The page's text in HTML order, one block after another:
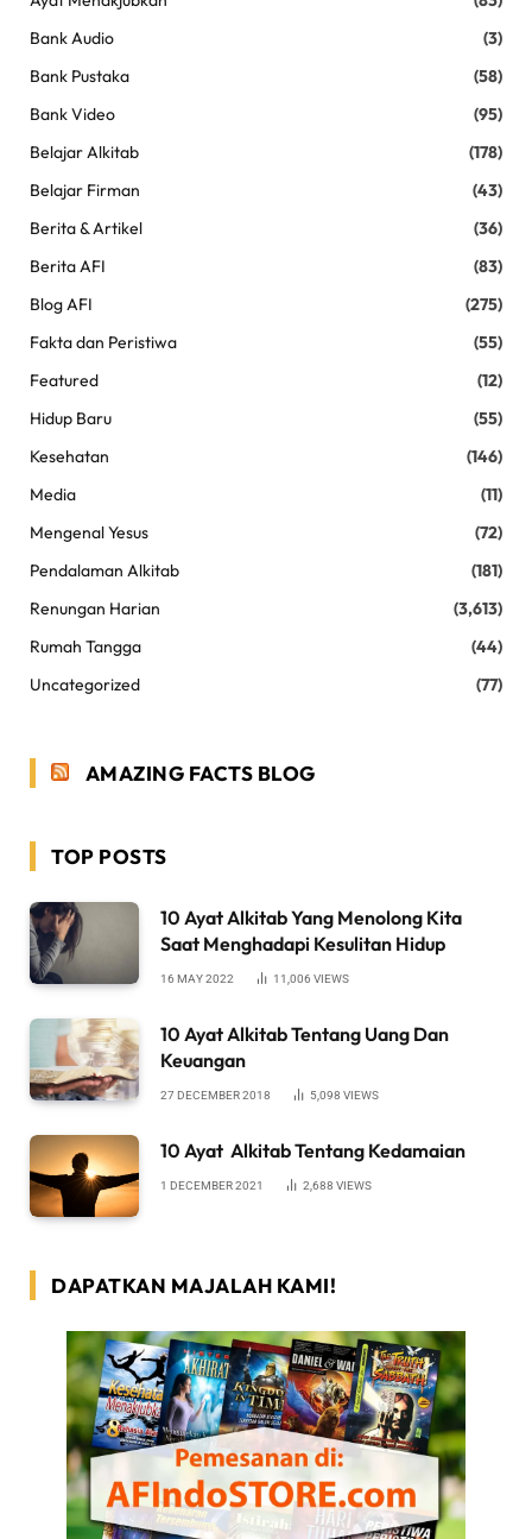
Bank Audio
(3)
Bank Pustaka
(58)
Bank Video
(95)
Belajar Alkitab
(178)
Belajar Firman
(43)
Berita & Artikel
(36)
Berita AFI
(83)
Blog AFI
(275)
Fakta dan Peristiwa
(55)
Featured
(12)
Hidup Baru
(55)
Kesehatan
(146)
Media
(11)
Mengenal Yesus
(72)
Pendalaman Alkitab
(181)
Renungan Harian
(3,613)
Rumah Tangga
(44)
Uncategorized
(77)
AMAZING FACTS BLOG
TOP POSTS
10 Ayat Alkitab Yang Menolong Kita
Saat Menghadapi Kesulitan Hidup
16 MAY 2022 11,006 VIEWS
10 Ayat Alkitab Tentang Uang Dan
Keuangan
27 DECEMBER 2018 5,098 VIEWS
10 Ayat Alkitab Tentang Kedamaian
1 DECEMBER 2021 2,688 VIEWS
DAPATKAN MAJALAH KAMI!